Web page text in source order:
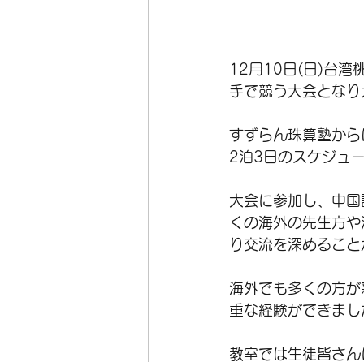
12月10日(日)台湾
手で競う大会とな
すずらん珠算塾か
2泊3日のスケジュ
大会に参加し、中
くの海外の先生方
り交流を深めるこ
海外でも多くの方
重な経験ができま
教室では生徒皆さ